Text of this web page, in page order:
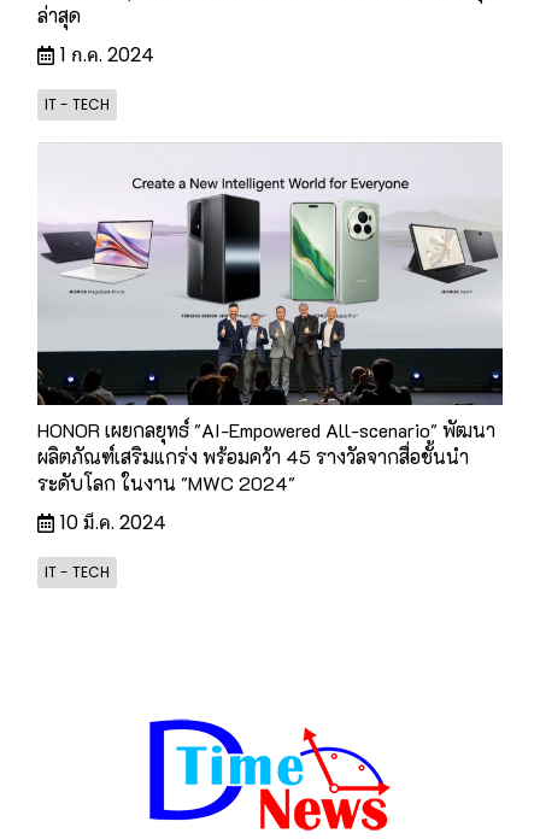
ล่าสุด
1 ก.ค. 2024
IT - TECH
HONOR เผยกลยุทธ์ "AI-Empowered All-scenario" พัฒนา
ผลิตภัณฑ์เสริมแกร่ง พร้อมคว้า 45 รางวัลจากสื่อชั้นนำ
ระดับโลก ในงาน "MWC 2024"
10 มี.ค. 2024
IT - TECH